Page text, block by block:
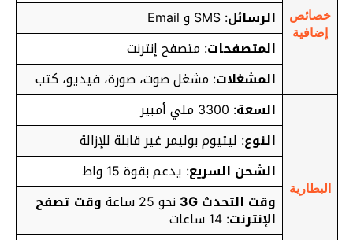
خصائص
إضافية
الرسائل: SMS و Email
المتصفحات: متصفح إنترنت
المشغلات: مشغل صوت، صورة، فيديو، كتب
البطارية
السعة: 3300 ملي أمبير
النوع: ليثيوم بوليمر غير قابلة للإزالة
الشحن السريع: يدعم بقوة 15 واط
وقت التحدث 3G
نحو 25 ساعة وقت تصفح
الإنترنت: 14 ساعات